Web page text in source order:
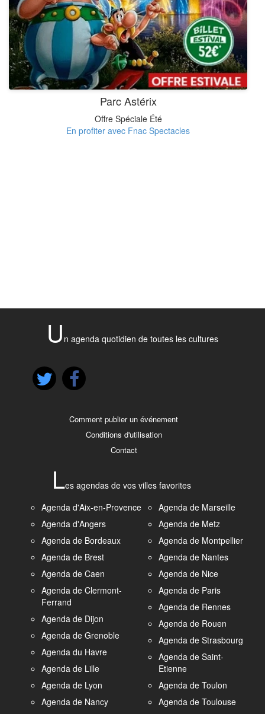
Parc Astérix
Offre Spéciale Été
En profiter avec Fnac Spectacles
U n agenda quotidien de toutes les cultures
Comment publier un événement
Conditions d'utilisation
Contact
Les agendas de vos villes favorites
Agenda d'Aix-en-Provence
Agenda d'Angers
Agenda de Bordeaux
Agenda de Brest
Agenda de Caen
Agenda de Clermont-
Ferrand
Agenda de Dijon
Agenda de Grenoble
Agenda du Havre
Agenda de Lille
Agenda de Lyon
Agenda de Nancy
Agenda de Marseille
Agenda de Metz
Agenda de Montpellier
Agenda de Nantes
Agenda de Nice
Agenda de Paris
Agenda de Rennes
Agenda de Rouen
Agenda de Strasbourg
Agenda de Saint-
Etienne
Agenda de Toulon
Agenda de Toulouse